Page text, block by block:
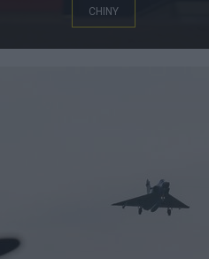
CHINY